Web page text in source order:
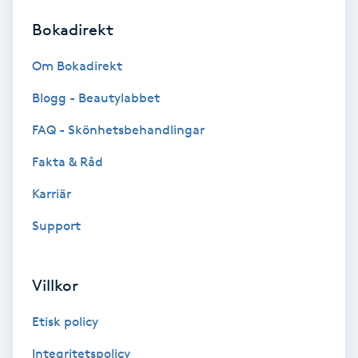
Brynformning
Brynfärgning
Bröllopsuppsättning
Celluliter
Color correction
Bokadirekt
Om Bokadirekt
Blogg - Beautylabbet
FAQ - Skönhetsbehandlingar
Fakta & Råd
Karriär
Support
Villkor
Etisk policy
Integritetspolicy